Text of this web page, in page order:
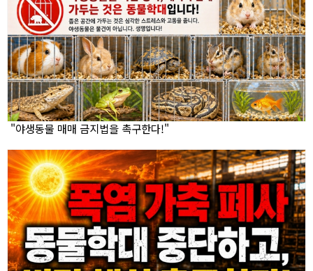
"야생동물 매매 금지법을 촉구한다!"